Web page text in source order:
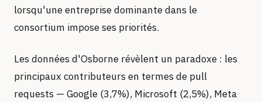
lorsqu'une entreprise dominante dans le
consortium impose ses priorités.
Les données d'Osborne révèlent un paradoxe : les
principaux contributeurs en termes de pull
requests — Google (3,7%), Microsoft (2,5%), Meta